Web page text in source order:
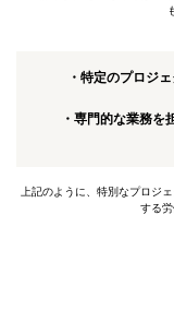
・特定のプロジ
・専門的な業務を
上記のように、特別なプロジ
する